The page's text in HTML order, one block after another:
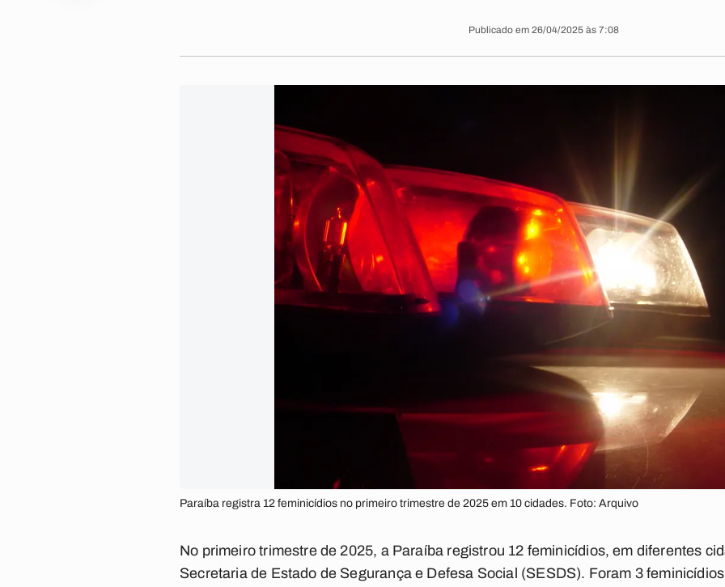
Publicado em 26/04/2025 às 7:08
Paraíba registra 12 feminicídios no primeiro trimestre de 2025 em 10 cidades. Foto: Arquivo
No primeiro trimestre de 2025, a Paraíba registrou 12 feminicídios, em diferentes
Secretaria de Estado de Segurança e Defesa Social (SESDS). Foram 3